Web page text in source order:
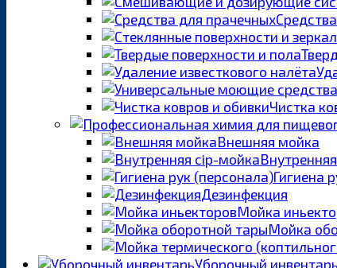
Чистка
Внешняя мойка
Гигиена
Дезинфекция
Мойка
Мойка
Уборочный инвентарь